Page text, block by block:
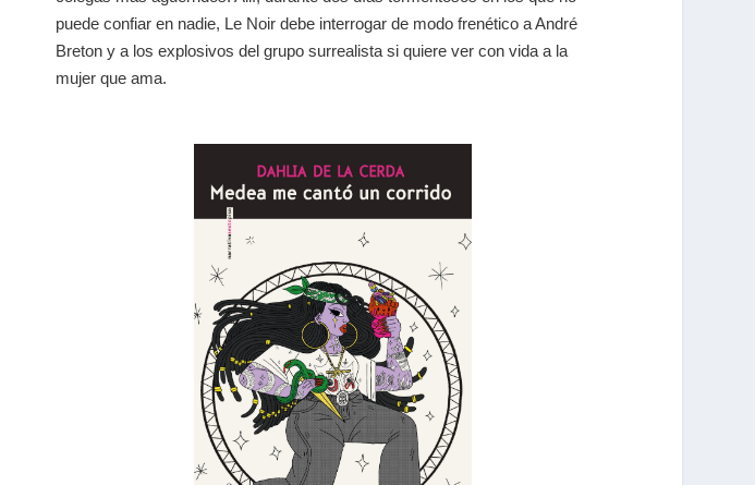
puede confiar en nadie, Le Noir debe interrogar de modo frenético a André
Breton y a los explosivos del grupo surrealista si quiere ver con vida a la
mujer que ama.